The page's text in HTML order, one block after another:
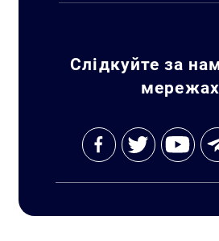
Слідкуйте за
мережах